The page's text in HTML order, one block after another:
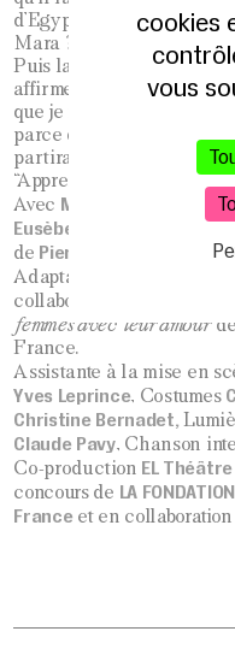
d’Egypte. Qu’est-ce-que
Mara ?
Puis la paix revient et
affirme Zanouba à Mara
que je ne le veux pas.
parce que les pauvres
partira parce que les
“Apprends, disait Zanouba :
Avec Marie-Christine
Eusèbe, Térésa Ovidio
et
de Pierre Emaille
Adaptation
collaboration avec
femmes avec leur amourde
France.
Assistante à la mise en
Yves Leprince, Costumes
Christine Bernadet,
Claude Pavy, Chanson
Co-production EL Théâtre
concours de LA
France et en collaboration
cookies
vous